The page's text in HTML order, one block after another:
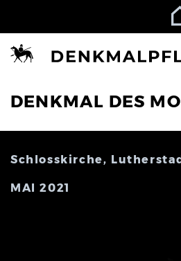
DENKMAL DES
Schlosskirche,
MAI 2021